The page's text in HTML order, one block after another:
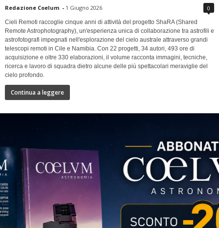
Redazione Coelum - 1 Giugno 2026 0
Cieli Remoti raccoglie cinque anni di attività del progetto ShaRA (Shared
Remote Astrophotography), un'esperienza unica di collaborazione tra astrofili e
astrofotografi impegnati nell'esplorazione del cielo australe attraverso grandi
telescopi remoti in Cile e Namibia. Con 22 progetti, 34 autori, 493 ore di
acquisizione e oltre 330 elaborazioni, il volume racconta immagini, tecniche,
ricerca e lavoro di squadra dietro alcune delle più spettacolari meraviglie del
cielo profondo.
Continua a leggere